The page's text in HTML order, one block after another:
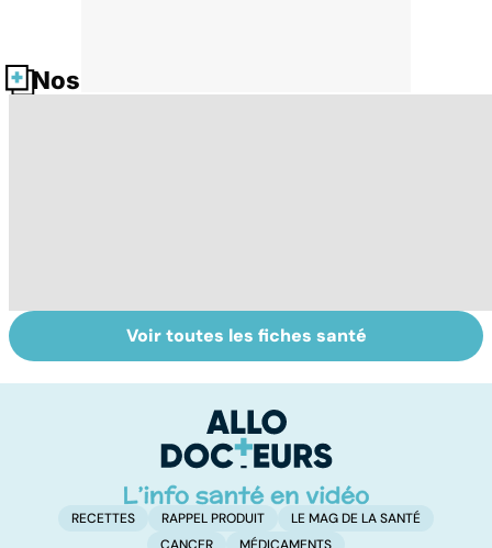
Nos fiches santé
Virus du Nil
occidental : ce
La tuberculose
pulmonaire
Voir toutes les fiches santé
RECETTES RAPPEL PRODUIT
LE MAG DE LA SANTÉ
CANCER
MÉDICAMENTS